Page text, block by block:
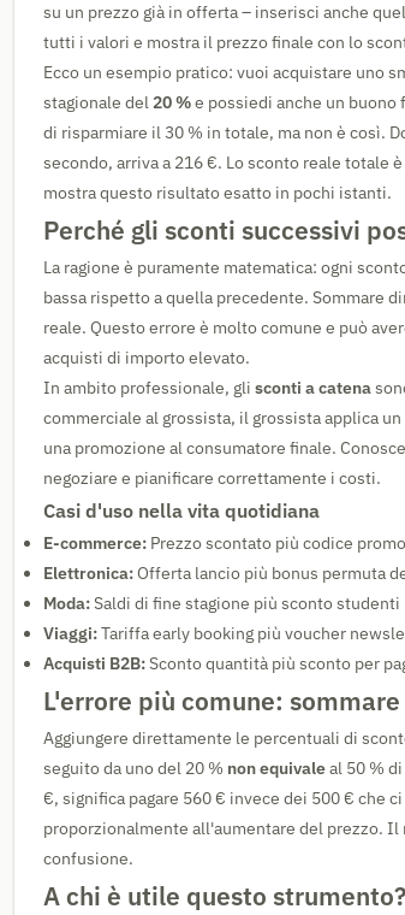
su un prezzo già in offerta – inserisci anche
tutti i valori e mostra il prezzo finale con lo
Ecco un esempio pratico: vuoi acquistare uno
stagionale del 20 %e possiedi anche un
di risparmiare il 30 % in totale, ma non è così.
secondo, arriva a 216 €. Lo sconto reale totale
mostra questo risultato esatto in pochi istanti.
Perché gli sconti successivi
La ragione è puramente matematica: ogni
bassa rispetto a quella precedente. Sommare
reale. Questo errore è molto comune e può
acquisti di importo elevato.
In ambito professionale, gli sconti a catena
commerciale al grossista, il grossista applica
una promozione al consumatore finale.
negoziare e pianificare correttamente i costi.
Casi d'uso nella vita quotidiana
E-commerce: Prezzo scontato più codice
Elettronica:Offerta lancio più bonus permuta
Moda:Saldi di fine stagione più sconto studenti
Viaggi:Tariffa early booking più voucher
Acquisti B2B:Sconto quantità più sconto per
L'errore più comune:
Aggiungere direttamente le percentuali di
seguito da uno del 20 % non equivaleal 50 %
€, significa pagare 560 € invece dei 500 € che
proporzionalmente all'aumentare del prezzo.
confusione.
A chi è utile questo strumento?